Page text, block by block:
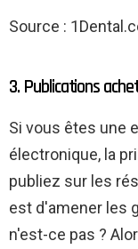
Source :
3. Publications
Si vous êtes une
électronique, la
publiez sur les
est d'amener les
n'est-ce pas ?